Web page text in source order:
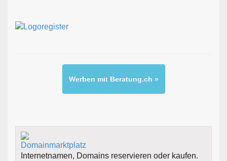
Werben mit Beratung.ch »
Internetnamen, Domains reservieren oder kaufen.